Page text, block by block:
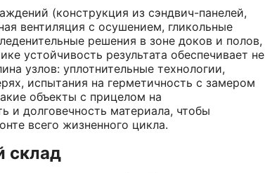
(конструкция из сэндвич-панелей,
вентиляция с осушением, гликольные
решения в зоне доков и полов,
устойчивость результата обеспечивает не
узлов: уплотнительные технологии,
испытания на герметичность с замером
объекты с прицелом на
и долговечность материала, чтобы
всего жизненного цикла.
склад